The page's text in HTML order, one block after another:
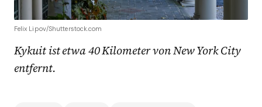
Felix Lipov/Shutterstock.com
Kykuit ist etwa 40 Kilometer von New York City
entfernt.